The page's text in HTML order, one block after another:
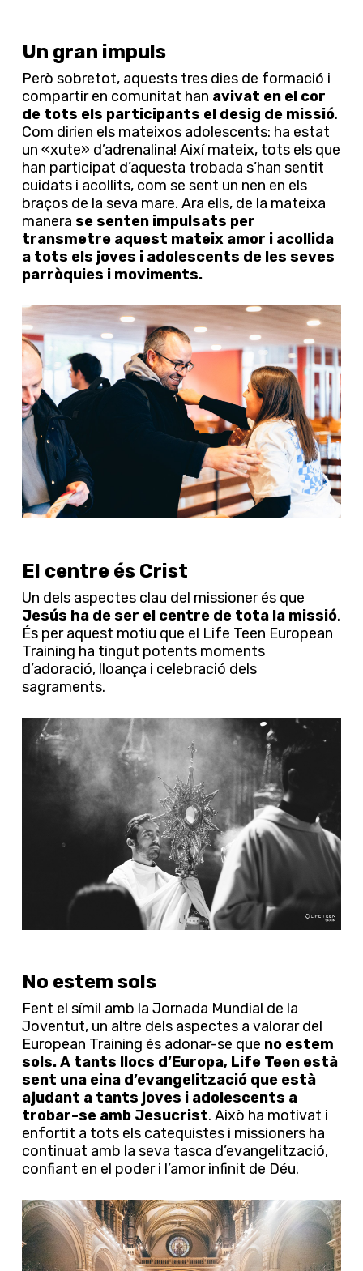
Un gran impuls
Però sobretot, aquests tres dies de formació i
compartir en comunitat han avivat en el cor
de tots els participants el desig de missió.
Com dirien els mateixos adolescents: ha estat
un «xute» d’adrenalina! Així mateix, tots els que
han participat d’aquesta trobada s’han sentit
cuidats i acollits, com se sent un nen en els
braços de la seva mare. Ara ells, de la mateixa
manera se senten impulsats per
transmetre aquest mateix amor i acollida
a tots els joves i adolescents de les seves
parròquies i moviments.
El centre és Crist
Un dels aspectes clau del missioner és que
Jesús ha de ser el centre de tota la missió.
És per aquest motiu que el Life Teen European
Training ha tingut potents moments
d’adoració, lloança i celebració dels
sagraments.
No estem sols
Fent el símil amb la Jornada Mundial de la
Joventut, un altre dels aspectes a valorar del
European Training és adonar-se que no estem
sols. A tants llocs d’Europa, Life Teen està
sent una eina d’evangelització que està
ajudant a tants joves i adolescents a
trobar-se amb Jesucrist. Això ha motivat i
enfortit a tots els catequistes i missioners ha
continuat amb la seva tasca d’evangelització,
confiant en el poder i l’amor infinit de Déu.